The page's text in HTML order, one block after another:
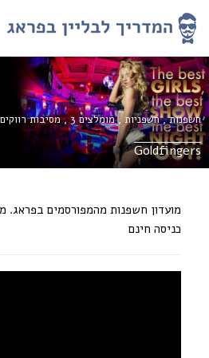
חשפנות,חשפניות,מומלצים 3 ,מסיבות רווקים
Goldfingers
מועדון חשפנות מהמפורסמים
כניסה חינם